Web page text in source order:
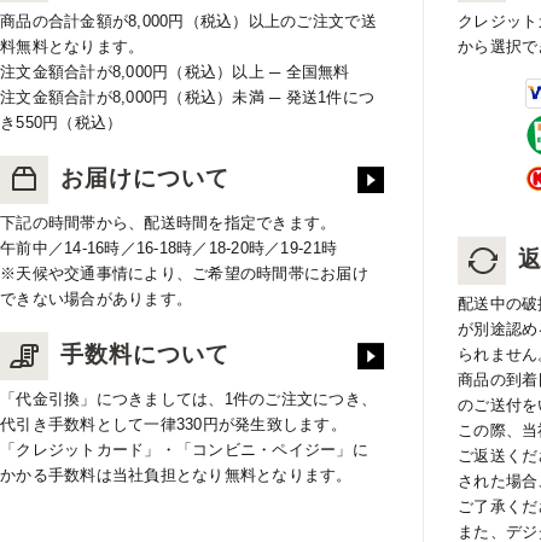
商品の合計金額が8,000円（税込）以上のご注文で送
料無料となります。
注文金額合計が8,000円（税込）以上 ─ 全国無料
注文金額合計が8,000円（税込）未満 ─ 発送1件につ
き550円（税込）
お届けについて
下記の時間帯から、配送時間を指定できます。
午前中／14-16時／16-18時／18-20時／19-21時
※天候や交通事情により、ご希望の時間帯にお届け
できない場合があります。
手数料について
「代金引換」につきましては、1件のご注文につき、
代引き手数料として一律330円が発生致します。
「クレジットカード」・「コンビニ・ペイジー」に
かかる手数料は当社負担となり無料となります。
クレジッ
から選択
配送中の
が別途認
られません
商品の到
のご送付
この際、
ご返送く
された場
ご了承く
また、デ